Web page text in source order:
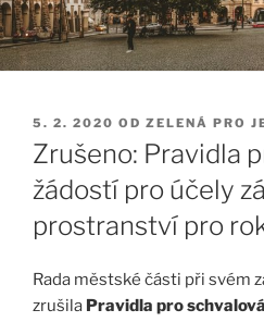
PUBLIKOVÁNO
5. 2. 2020 OD ZELENÁ PRO
Zrušeno: Pravidla
žádostí pro účely
prostranství pro
Rada městské části při svém
zrušila Pravidla pro